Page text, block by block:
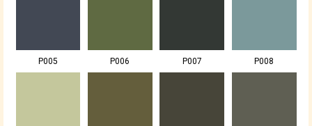
P005 P006 P007 P008